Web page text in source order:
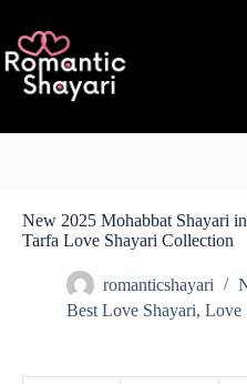
content
New 2025 Mohabbat Shayari
Tarfa Love Shayari Collection
romanticshayari
Best Love Shayari, Love